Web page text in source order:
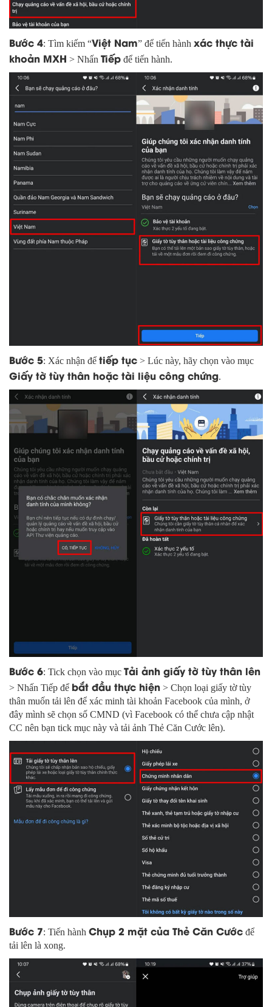
Bước 4: Tìm kiếm “Việt Nam” để tiến hành xác thực tài
khoản MXH > Nhấn Tiếp để tiến hành.
Bước 5: Xác nhận để tiếp tục > Lúc này, hãy chọn vào mục
Giấy tờ tùy thân hoặc tài liệu công chứng.
Bước 6: Tick chọn vào mục Tải ảnh giấy tờ tùy thân lên
> Nhấn Tiếp để bắt đầu thực hiện > Chọn loại giấy tờ tùy
thân muốn tải lên để xác minh tài khoản Facebook của mình, ở
đây mình sẽ chọn số CMND (vì Facebook có thể chưa cập nhật
CC nên bạn tick mục này và tải ảnh Thẻ Căn Cước lên).
Bước 7: Tiến hành Chụp 2 mặt của Thẻ Căn Cước để
tải lên là xong.